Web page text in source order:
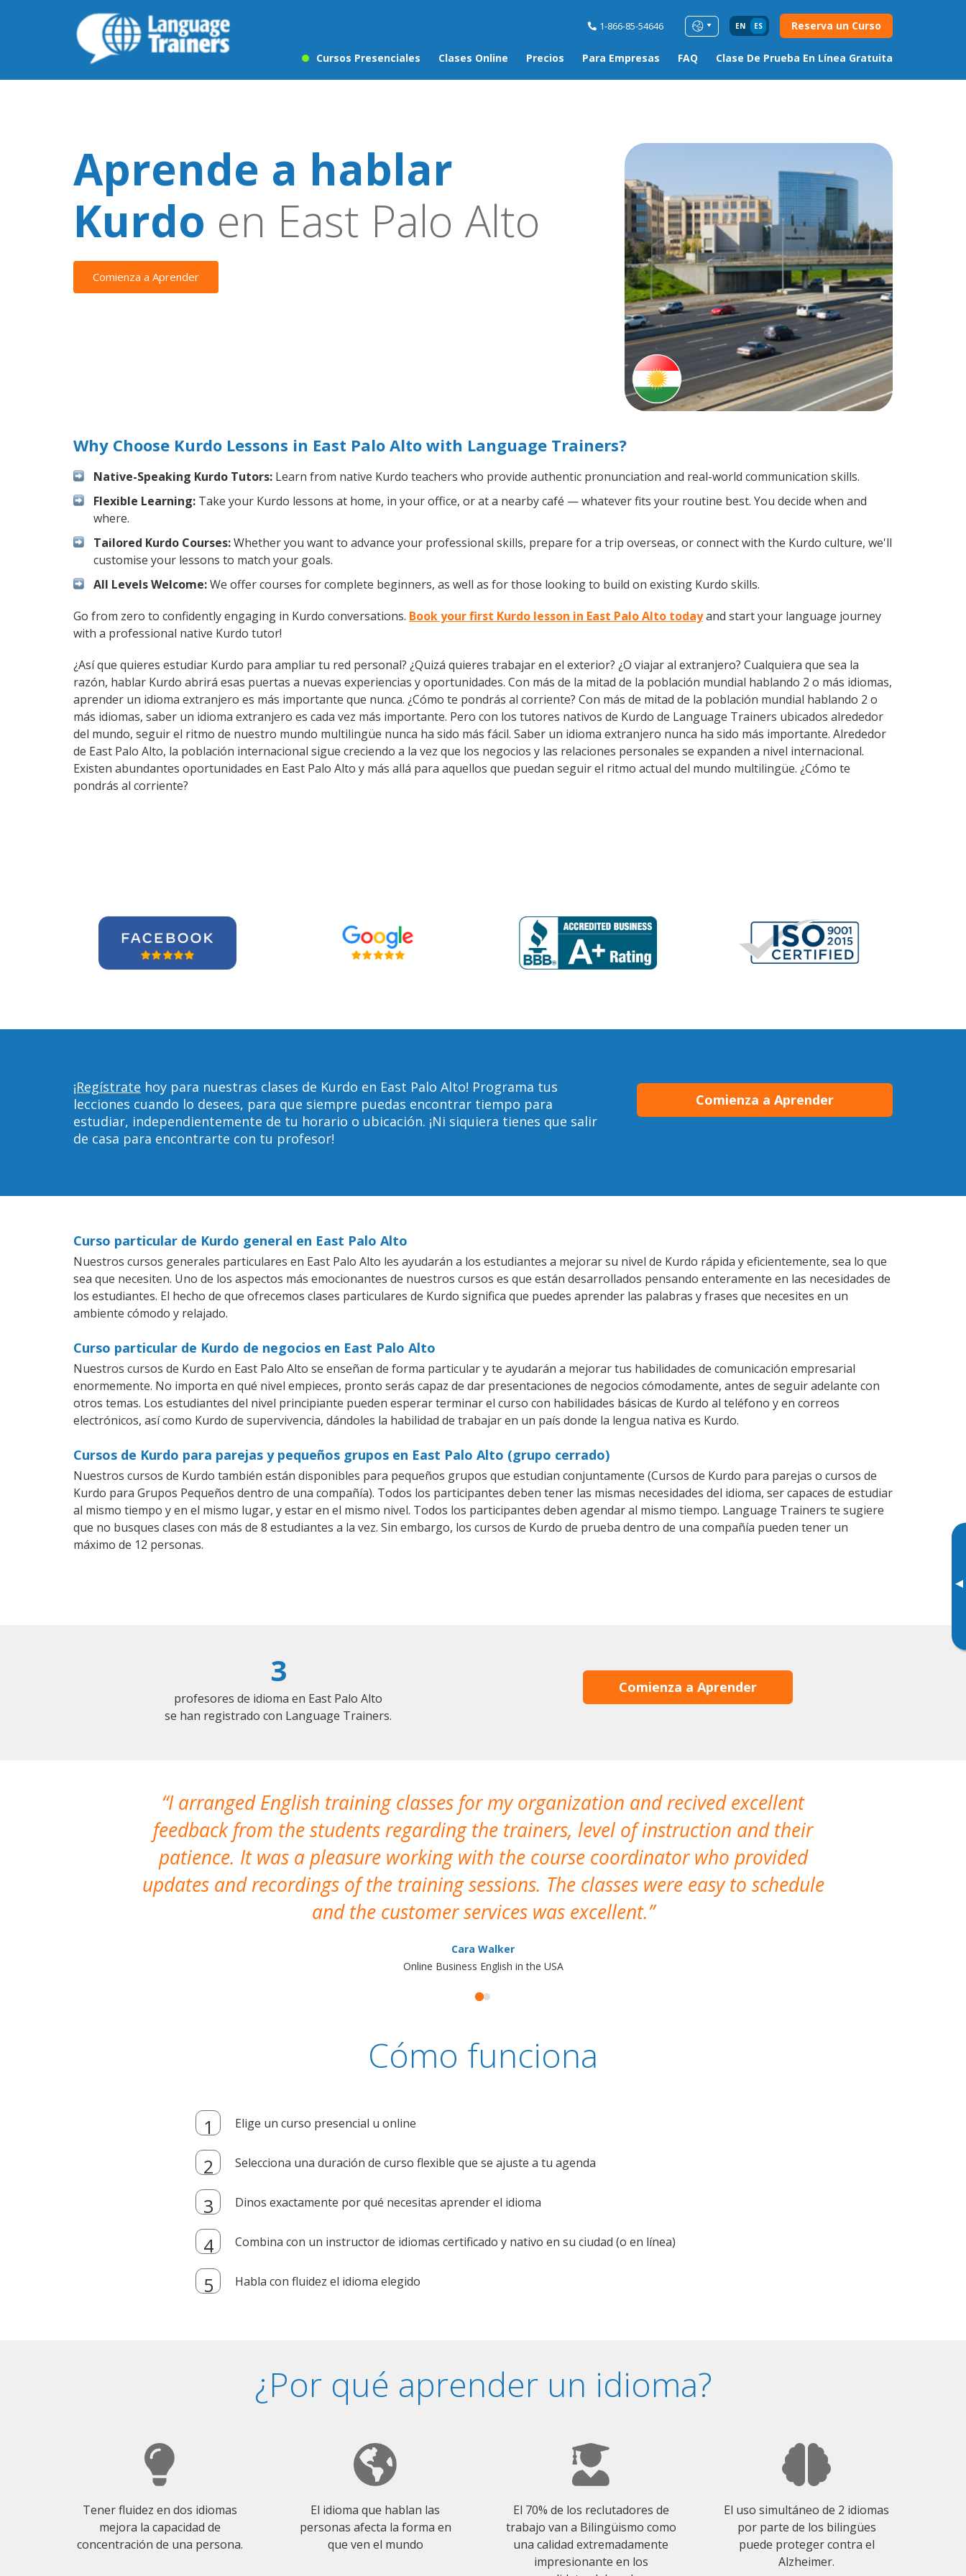
1-866-85-54646 EN ES Reserva un Curso
Cursos Presenciales Clases Online Precios Para Empresas FAQ Clase De Prueba En Línea Gratuita
▸
Aprende a hablar
Kurdo en East Palo Alto
Comienza a Aprender
Why Choose Kurdo Lessons in East Palo Alto with Language Trainers?
Native-Speaking Kurdo Tutors: Learn from native Kurdo teachers who provide authentic pronunciation and real-world communication skills.
Flexible Learning: Take your Kurdo lessons at home, in your office, or at a nearby café — whatever fits your routine best. You decide when and
where.
Tailored Kurdo Courses:Whether you want to advance your professional skills, prepare for a trip overseas, or connect with the Kurdo culture, we'll
customise your lessons to match your goals.
All Levels Welcome:We offer courses for complete beginners, as well as for those looking to build on existing Kurdo skills.
Go from zero to confidently engaging in Kurdo conversations. Book your first Kurdo lesson in East Palo Alto todayand start your language journey
with a professional native Kurdo tutor!
¿Así que quieres estudiar Kurdo para ampliar tu red personal? ¿Quizá quieres trabajar en el exterior? ¿O viajar al extranjero? Cualquiera que sea la
razón, hablar Kurdo abrirá esas puertas a nuevas experiencias y oportunidades. Con más de la mitad de la población mundial hablando 2 o más idiomas,
aprender un idioma extranjero es más importante que nunca. ¿Cómo te pondrás al corriente? Con más de mitad de la población mundial hablando 2 o
más idiomas, saber un idioma extranjero es cada vez más importante. Pero con los tutores nativos de Kurdo de Language Trainers ubicados alrededor
del mundo, seguir el ritmo de nuestro mundo multilingüe nunca ha sido más fácil. Saber un idioma extranjero nunca ha sido más importante. Alrededor
de East Palo Alto, la población internacional sigue creciendo a la vez que los negocios y las relaciones personales se expanden a nivel internacional.
Existen abundantes oportunidades en East Palo Alto y más allá para aquellos que puedan seguir el ritmo actual del mundo multilingüe. ¿Cómo te
pondrás al corriente?
¡Regístrate hoy para nuestras clases de Kurdo en East Palo Alto! Programa tus
lecciones cuando lo desees, para que siempre puedas encontrar tiempo para
estudiar, independientemente de tu horario o ubicación. ¡Ni siquiera tienes que salir
de casa para encontrarte con tu profesor!
Comienza a Aprender
Curso particular de Kurdo general en East Palo Alto
Nuestros cursos generales particulares en East Palo Alto les ayudarán a los estudiantes a mejorar su nivel de Kurdo rápida y eficientemente, sea lo que
sea que necesiten. Uno de los aspectos más emocionantes de nuestros cursos es que están desarrollados pensando enteramente en las necesidades de
los estudiantes. El hecho de que ofrecemos clases particulares de Kurdo significa que puedes aprender las palabras y frases que necesites en un
ambiente cómodo y relajado.
Curso particular de Kurdo de negocios en East Palo Alto
Nuestros cursos de Kurdo en East Palo Alto se enseñan de forma particular y te ayudarán a mejorar tus habilidades de comunicación empresarial
enormemente. No importa en qué nivel empieces, pronto serás capaz de dar presentaciones de negocios cómodamente, antes de seguir adelante con
otros temas. Los estudiantes del nivel principiante pueden esperar terminar el curso con habilidades básicas de Kurdo al teléfono y en correos
electrónicos, así como Kurdo de supervivencia, dándoles la habilidad de trabajar en un país donde la lengua nativa es Kurdo.
Cursos de Kurdo para parejas y pequeños grupos en East Palo Alto (grupo cerrado)
Nuestros cursos de Kurdo también están disponibles para pequeños grupos que estudian conjuntamente (Cursos de Kurdo para parejas o cursos de
Kurdo para Grupos Pequeños dentro de una compañía). Todos los participantes deben tener las mismas necesidades del idioma, ser capaces de estudiar
al mismo tiempo y en el mismo lugar, y estar en el mismo nivel. Todos los participantes deben agendar al mismo tiempo. Language Trainers te sugiere
que no busques clases con más de 8 estudiantes a la vez. Sin embargo, los cursos de Kurdo de prueba dentro de una compañía pueden tener un
máximo de 12 personas.
3
profesores de idioma en East Palo Alto
se han registrado con Language Trainers.
Comienza a Aprender
I arranged English training classes for my organization and recived excellent
feedback from the students regarding the trainers, level of instruction and their
patience. It was a pleasure working with the course coordinator who provided
updates and recordings of the training sessions. The classes were easy to schedule
and the customer services was excellent.
Cara Walker
Online Business English in the USA
Cómo funciona
Elige un curso presencial u online
Selecciona una duración de curso flexible que se ajuste a tu agenda
Dinos exactamente por qué necesitas aprender el idioma
Combina con un instructor de idiomas certificado y nativo en su ciudad (o en línea)
Habla con fluidez el idioma elegido
¿Por qué aprender un idioma?
Tener fluidez en dos idiomas
mejora la capacidad de
concentración de una persona.
El idioma que hablan las
personas afecta la forma en
que ven el mundo
El 70% de los reclutadores de
trabajo van a Bilingüismo como
una calidad extremadamente
impresionante en los
El uso simultáneo de 2 idiomas
por parte de los bilingües
puede proteger contra el
Alzheimer.